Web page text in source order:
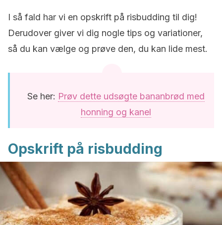
I så fald har vi en opskrift på risbudding til dig!
Derudover giver vi dig nogle tips og variationer,
så du kan vælge og prøve den, du kan lide mest.
Se her: Prøv dette udsøgte bananbrød med
honning og kanel
Opskrift på risbudding